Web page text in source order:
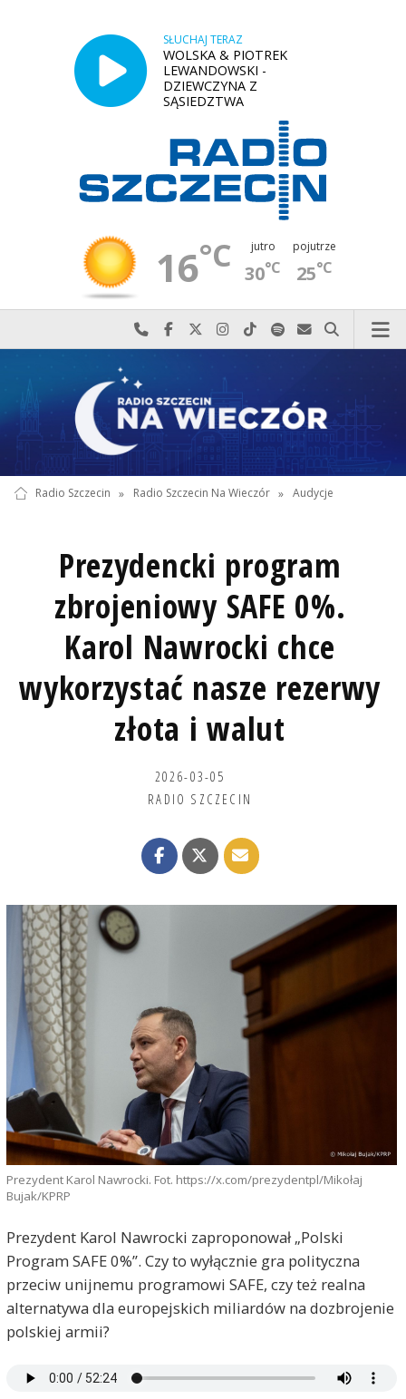
SŁUCHAJ TERAZ
WOLSKA & PIOTREK
LEWANDOWSKI -
DZIEWCZYNA Z
SĄSIEDZTWA
16°C jutro
30°C
pojutrze
25°C
Najlepiej po prostu do nas zadzwoń
Odwiedź nas na Facebook-u
Odwiedź nas na X
Odwiedź nas na Instagram-ie
Odwiedź nas na TikTok-u
Szukaj nas na Spotify
Wyślij do nas
Szukaj
Radio Szczecin » Radio Szczecin Na Wieczór » Audycje
Prezydencki program
zbrojeniowy SAFE 0%.
Karol Nawrocki chce
wykorzystać nasze rezerwy
złota i walut
2026-03-05
RADIO SZCZECIN
Prezydent Karol Nawrocki. Fot. https://x.com/prezydentpl/Mikołaj
Bujak/KPRP
Prezydent Karol Nawrocki zaproponował „Polski
Program SAFE 0%”. Czy to wyłącznie gra polityczna
przeciw unijnemu programowi SAFE, czy też realna
alternatywa dla europejskich miliardów na dozbrojenie
polskiej armii?